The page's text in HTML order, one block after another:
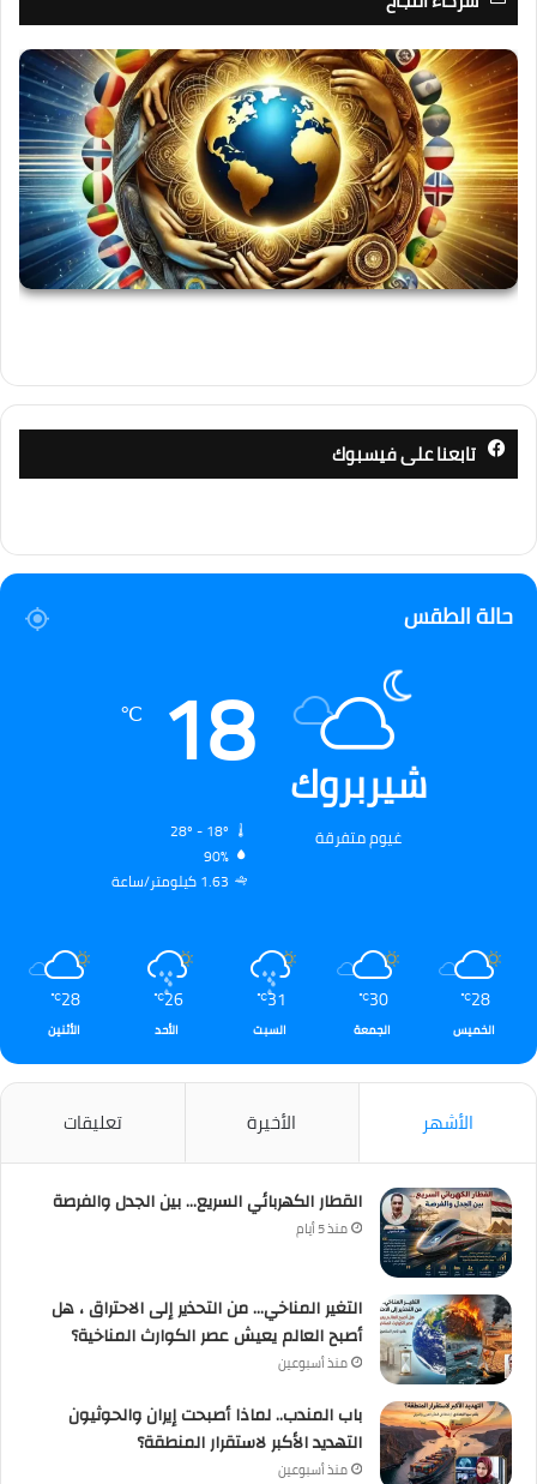
تابعنا على فيسبوك
حالة الطقس
شيربروك
غيوم متفرقة
18
℃
90%
1.63 كيلومتر/ساعة
28
℃
الخميس
30
℃
الجمعة
31
℃
السبت
26
℃
الأحد
28
℃
الأثنين
الأشهر الأخيرة تعليقات
القطار الكهربائي السريع… بين الجدل والفرصة
منذ 5 أيام
التغير المناخي… من التحذير إلى الاحتراق ، هل
أصبح العالم يعيش عصر الكوارث المناخية؟
منذ أسبوعين
باب المندب.. لماذا أصبحت إيران والحوثيون
التهديد الأكبر لاستقرار المنطقة؟
منذ أسبوعين